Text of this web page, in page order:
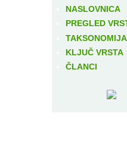
NASLOVNICA
PREGLED
TAKSONOMIJA
KLJUČ VRSTA
ČLANCI